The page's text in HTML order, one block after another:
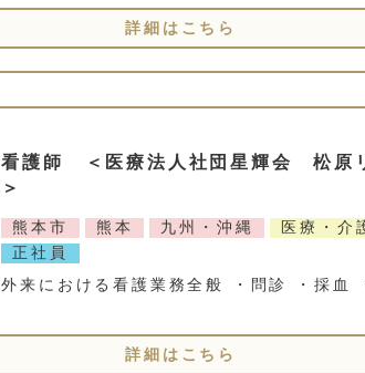
詳細はこちら
看護師 ＜医療法人社団星輝会 松原
＞
熊本市 熊本 九州・沖縄 医療・介
正社員
外来における看護業務全般 ・問診 ・採
詳細はこちら